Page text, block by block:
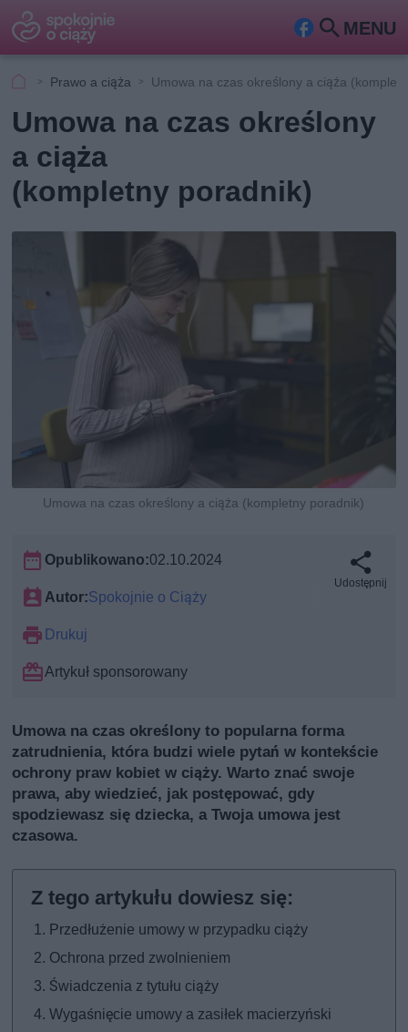
MENU
Fa
ook
Szu
kaj
Prawo a ciąża Umowa na czas określony a ciąża
Umowa na czas określony
a ciąża
(kompletny poradnik)
Umowa na czas określony a ciąża (kompletny poradnik)
Opublikowano:02.10.2024
Autor:Spokojnie o Ciąży
Drukuj
Artykuł sponsorowany
Udostępnij
Umowa na czas określony to popularna forma
zatrudnienia, która budzi wiele pytań w kontekście
ochrony praw kobiet w ciąży. Warto znać swoje
prawa, aby wiedzieć, jak postępować, gdy
spodziewasz się dziecka, a Twoja umowa jest
czasowa.
Przedłużenie umowy w przypadku ciąży
Ochrona przed zwolnieniem
Świadczenia z tytułu ciąży
Wygaśnięcie umowy a zasiłek macierzyński